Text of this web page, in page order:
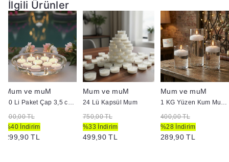
İlgili Ürünler
Mum ve muM
50 Li Paket Çap 3,5 cm Beyaz Yüzen Mum
500,00 TL
%40 İndirim
299,90 TL
Mum ve muM
24 Lü Kapsül Mum
750,00 TL
%33 İndirim
499,90 TL
Mum ve muM
1 KG Yüzen Kum Mum ( İnci Tozu Mum )
400,00 TL
%28 İndirim
289,90 TL